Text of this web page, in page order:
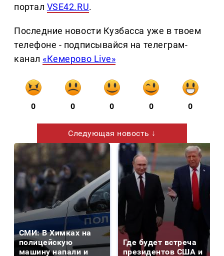
портал VSE42.RU.
Последние новости Кузбасса уже в твоем
телефоне - подписывайся на телеграм-
канал «Кемерово Live»
0 0 0 0 0
Следующая новость ↓
СМИ: В Химках на
полицейскую
машину напали и
Где будет встреча
президентов США и